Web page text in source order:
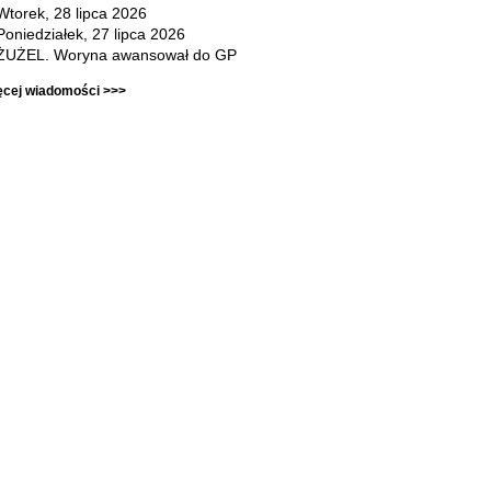
28 lipca 2026
27 lipca 2026
Woryna awansował do GP
wiadomości >>>